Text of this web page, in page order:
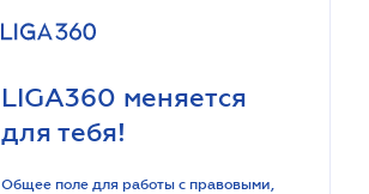
LIGA360 меняется
для тебя!
Общее поле для работы с правовыми,